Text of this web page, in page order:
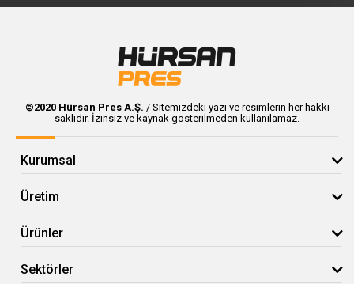
©2020 Hürsan Pres A.Ş. / Sitemizdeki yazı ve resimlerin her hakkı
saklıdır. İzinsiz ve kaynak gösterilmeden kullanılamaz.
Kurumsal
Üretim
Ürünler
Sektörler